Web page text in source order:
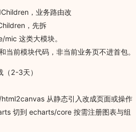
，业务路由改
，先拆
这类大模块。
当前模块代码，非当前业务页不进首包。
2-3天）
从静态引入改成页面或操作
切到 echarts/core 按需注册图表与组